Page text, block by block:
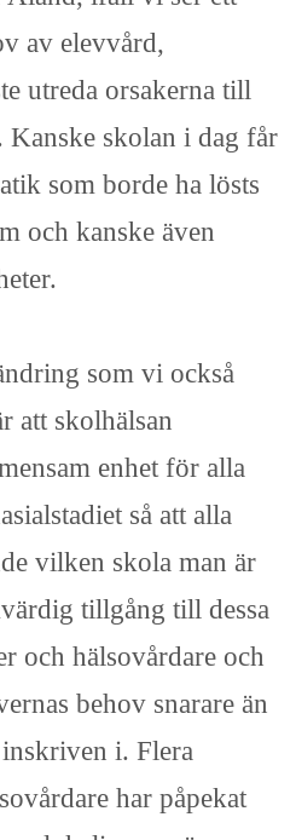
av elevvård,
utreda orsakerna till
skolan i dag får
som borde ha lösts
och kanske även
som vi också
att skolhälsan
enhet för alla
så att alla
vilken skola man är
tillgång till dessa
och hälsovårdare och
behov snarare än
i. Flera
har påpekat